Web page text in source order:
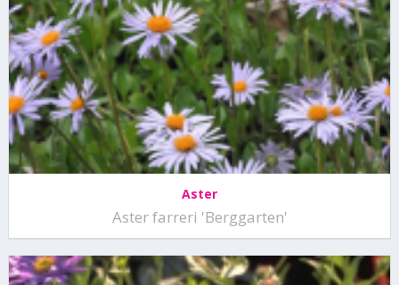
Aster
Aster farreri 'Berggarten'